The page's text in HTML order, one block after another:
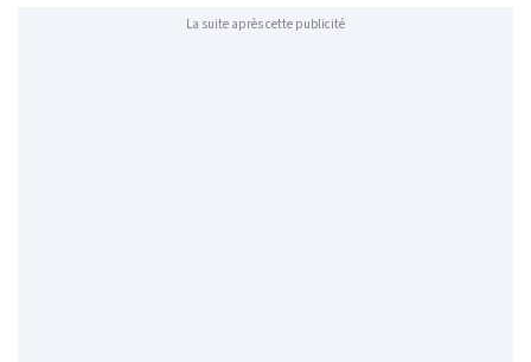
La suite après cette publicité